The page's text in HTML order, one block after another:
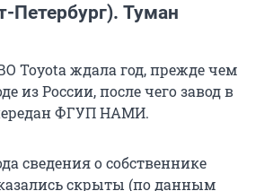
Петербург). Туман
Toyota ждала год, прежде чем
из России, после чего завод в
ФГУП НАМИ.
сведения о собственнике
скрыты (по данным